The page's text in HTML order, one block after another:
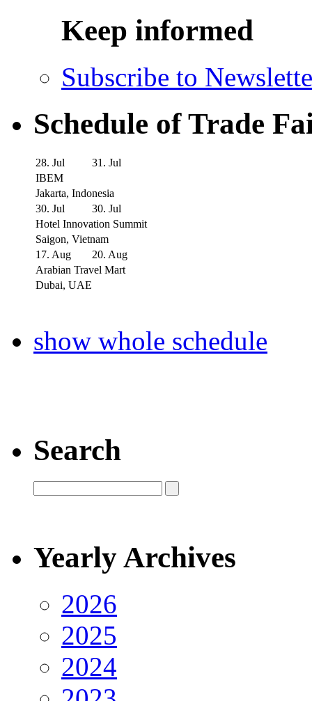
Keep informed
Subscribe to
Schedule of Trade
28. Jul
31. Jul
IBEM
Jakarta, Indonesia
30. Jul
30. Jul
Hotel Innovation Summit
Saigon, Vietnam
17. Aug
20. Aug
Arabian Travel Mart
Dubai, UAE
show whole schedule
Search
Yearly Archives
2026
2025
2024